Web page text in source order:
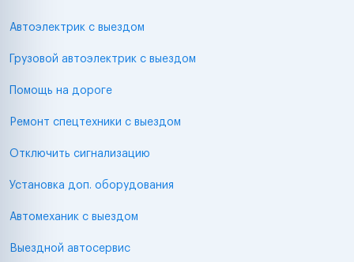
Автоэлектрик с выездом
Грузовой автоэлектрик с выездом
Помощь на дороге
Ремонт спецтехники с выездом
Отключить сигнализацию
Установка доп. оборудования
Автомеханик с выездом
Выездной автосервис